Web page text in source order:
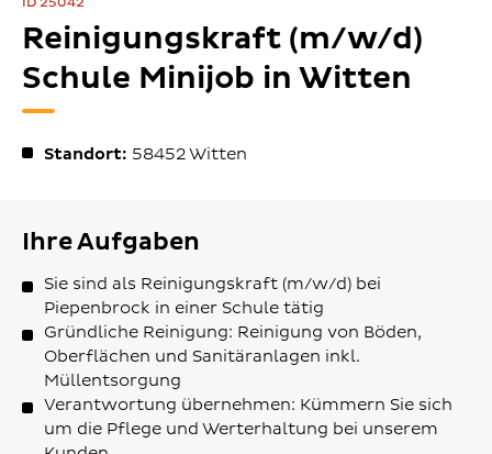
Reinigungskraft (m/w/d)
Schule Minijob in Witten
Standort: 58452Witten
Ihre Aufgaben
Sie sind als Reinigungskraft (m/w/d) bei
Piepenbrock in einer Schule tätig
Gründliche Reinigung: Reinigung von Böden,
Oberflächen und Sanitäranlagen inkl.
Müllentsorgung
Verantwortung übernehmen: Kümmern Sie sich
um die Pflege und Werterhaltung bei unserem